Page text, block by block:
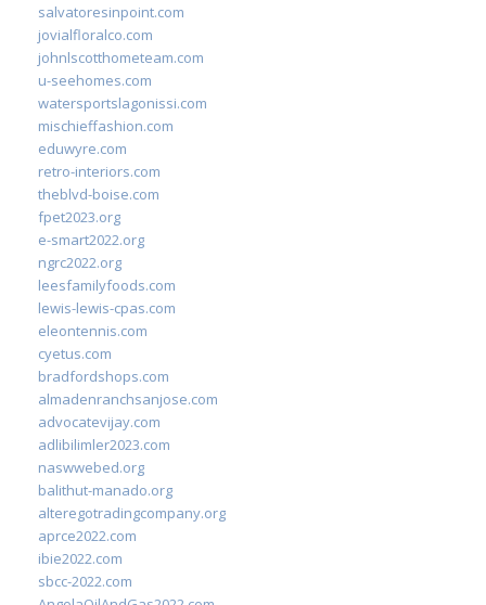
salvatoresinpoint.com
jovialfloralco.com
johnlscotthometeam.com
u-seehomes.com
watersportslagonissi.com
mischieffashion.com
eduwyre.com
retro-interiors.com
theblvd-boise.com
fpet2023.org
e-smart2022.org
ngrc2022.org
leesfamilyfoods.com
lewis-lewis-cpas.com
eleontennis.com
cyetus.com
bradfordshops.com
almadenranchsanjose.com
advocatevijay.com
adlibilimler2023.com
naswwebed.org
balithut-manado.org
alteregotradingcompany.org
aprce2022.com
ibie2022.com
sbcc-2022.com